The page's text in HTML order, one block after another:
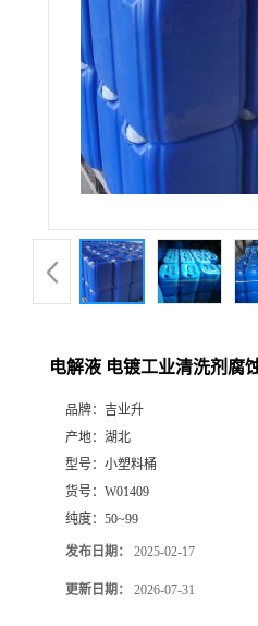
电解液 电镀工业清洗剂腐
品牌： 吉业升
产地： 湖北
型号： 小塑料桶
货号： W01409
纯度： 50~99
发布日期： 2025-02-17
更新日期： 2026-07-31